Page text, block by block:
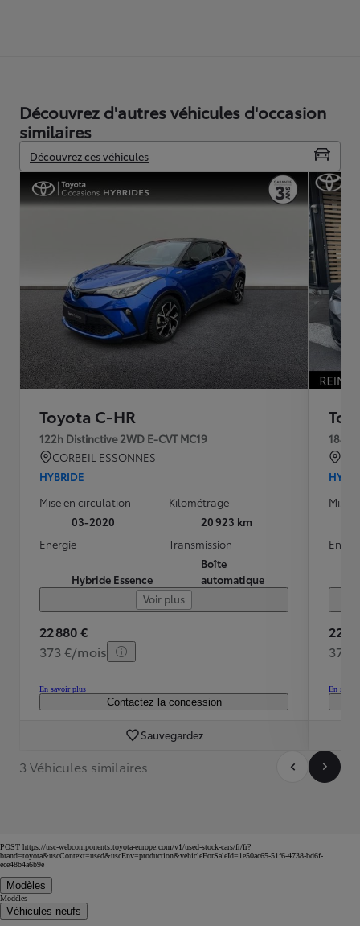
Découvrez d'autres véhicules d'occasion
similaires
Découvrez ces véhicules
Toyota C-HR
122h Distinctive 2WD E-CVT MC19
CORBEIL ESSONNES
HYBRIDE
Mise en circulation
03-2020
Kilométrage
20 923 km
Energie
Hybride Essence
Transmission
Boîte
automatique
Voir plus
22 880 €
373 €/mois
En savoir plus
Contactez la concession
Sauvegardez
Mise
22
375
En
3 Véhicules similaires
POST https://usc-webcomponents.toyota-europe.com/v1/used-stock-cars/fr/fr?
brand=toyota&uscContext=used&uscEnv=production&vehicleForSaleId=1e50ac65-51f6-4738-bd6f-
ece48b4a6b9e
Modèles
Modèles
Véhicules neufs